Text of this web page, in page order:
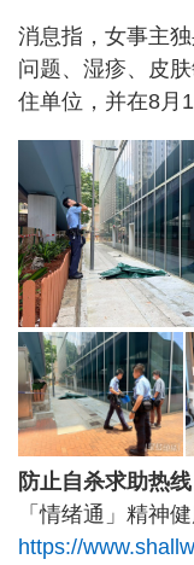
消息指，女事主
问题、湿疹、皮
住单位，并在8月
防止自杀求助热线
「情绪通」精神
https://